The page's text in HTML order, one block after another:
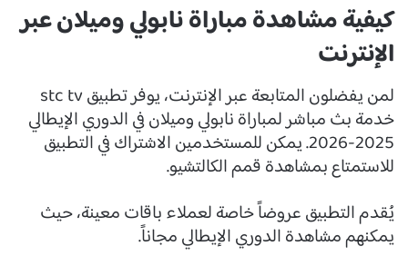
كيفية مشاهدة مباراة نابولي وميلان عبر
الإنترنت
لمن يفضلون المتابعة عبر الإنترنت، يوفر تطبيق stc tv
خدمة بث مباشر لمباراة نابولي وميلان في الدوري الإيطالي
2025-2026. يمكن للمستخدمين الاشتراك في التطبيق
للاستمتاع بمشاهدة قمم الكالتشيو.
يُقدم التطبيق عروضاً خاصة لعملاء باقات معينة، حيث
يمكنهم مشاهدة الدوري الإيطالي مجاناً.